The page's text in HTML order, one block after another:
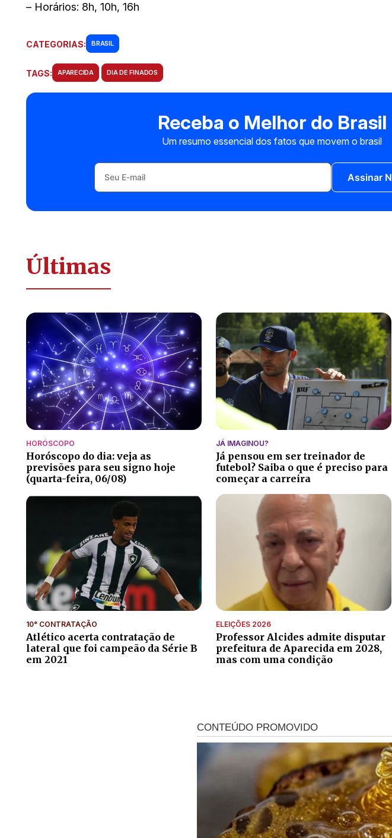
– Horários: 8h, 10h, 16h
CATEGORIAS: BRASIL
TAGS: APARECIDA DIA DE FINADOS
Receba o Melhor do Brasil
Um resumo essencial dos fatos que movem o brasil
Assinar
Últimas
HORÓSCOPO
Horóscopo do dia: veja as
previsões para seu signo hoje
(quarta-feira, 06/08)
JÁ IMAGINOU?
Já pensou em ser treinador de
futebol? Saiba o que é preciso para
começar a carreira
10° CONTRATAÇÃO
Atlético acerta contratação de
lateral que foi campeão da Série B
em 2021
ELEIÇÕES 2026
Professor Alcides admite disputar
prefeitura de Aparecida em 2028,
mas com uma condição